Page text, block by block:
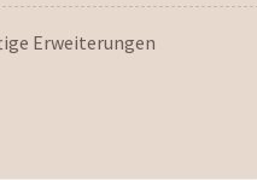
Erweiterungen